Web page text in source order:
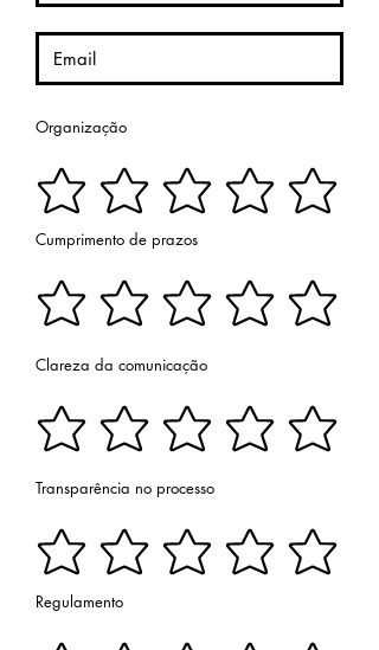
Organização
Cumprimento de prazos
Clareza da comunicação
Transparência no processo
Regulamento